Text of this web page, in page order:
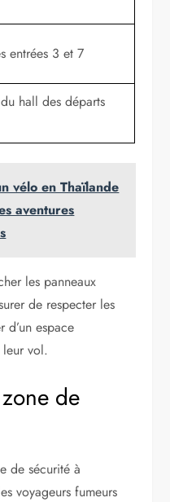
entrées 3 et 7
hall des départs
vélo en Thaïlande
aventures
les panneaux
de respecter les
d’un espace
vol.
de
de sécurité à
voyageurs fumeurs